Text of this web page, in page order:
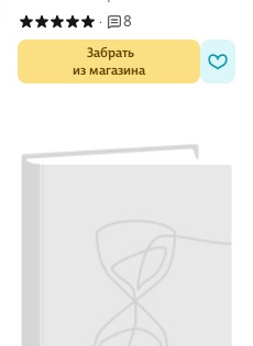
· 8
Забрать
из магазина